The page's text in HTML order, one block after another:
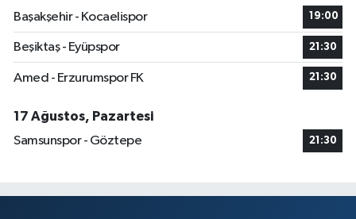
Başakşehir - Kocaelispor
19:00
Beşiktaş - Eyüpspor 21:30
Amed - Erzurumspor FK 21:30
17 Ağustos, Pazartesi
Samsunspor - Göztepe
21:30